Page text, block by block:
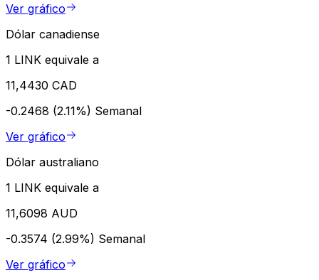
Ver gráfico
Dólar canadiense
1 LINK equivale a
11,4430 CAD
-0.2468 (2.11%) Semanal
Ver gráfico
Dólar australiano
1 LINK equivale a
11,6098 AUD
-0.3574 (2.99%) Semanal
Ver gráfico